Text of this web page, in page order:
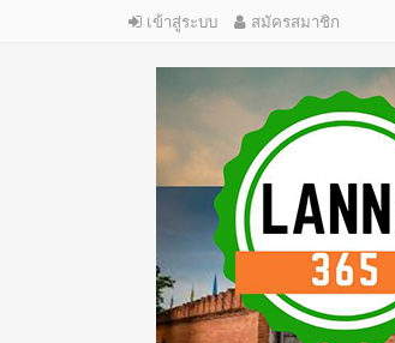
เข้าสู่ระบบ สมัครสมาชิก